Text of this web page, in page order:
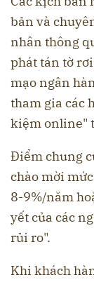
bản và
nhân thông
phát tán tờ
mạo ngân
tham gia các
kiệm online"
Điểm chung
chào mời
8-9%/năm
yết của các
rủi ro".
Khi khách